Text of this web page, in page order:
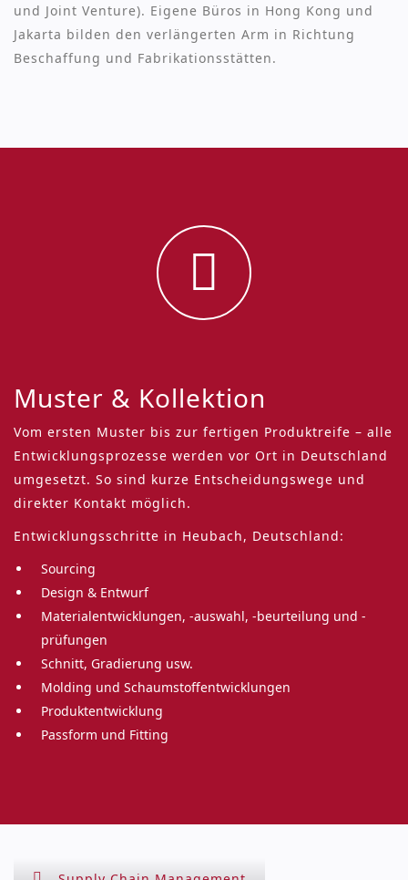
und Joint Venture). Eigene Büros in Hong Kong und
Jakarta bilden den verlängerten Arm in Richtung
Beschaffung und Fabrikationsstätten.
Muster & Kollektion
Vom ersten Muster bis zur fertigen Produktreife – alle
Entwicklungsprozesse werden vor Ort in Deutschland
umgesetzt. So sind kurze Entscheidungswege und
direkter Kontakt möglich.
Entwicklungsschritte in Heubach, Deutschland:
Sourcing
Design & Entwurf
Materialentwicklungen, -auswahl, -beurteilung und -
prüfungen
Schnitt, Gradierung usw.
Molding und Schaumstoffentwicklungen
Produktentwicklung
Passform und Fitting